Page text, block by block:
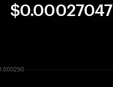
$0.00027047